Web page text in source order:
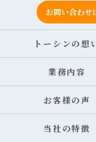
お問い合わせ
トーシンの想
業務内容
お客様の声
当社の特徴